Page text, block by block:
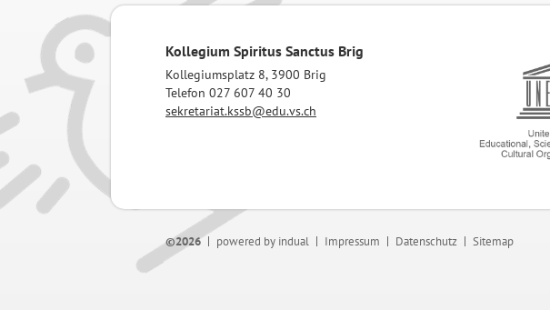
Kollegium Spiritus Sanctus Brig
Kollegiumsplatz 8, 3900 Brig
Telefon 027 607 40 30
sekretariat.kssb@edu.vs.ch
©2026 powered by indual Impressum Datenschutz Sitemap